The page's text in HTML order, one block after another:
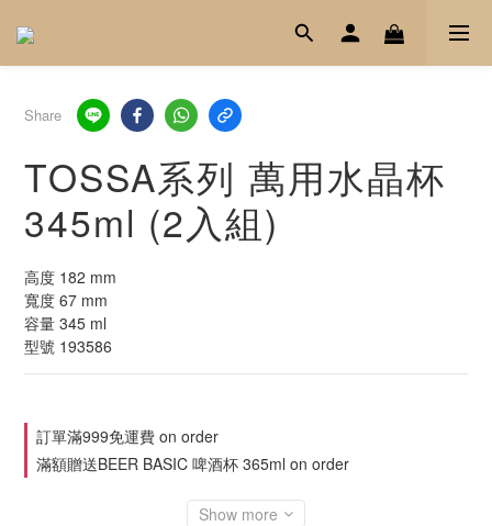
Share
TOSSA系列 萬用水晶杯
345ml (2入組)
高度 182 mm
寬度 67 mm
容量 345 ml
型號 193586
訂單滿999免運費 on order
滿額贈送BEER BASIC 啤酒杯 365ml on order
Show more